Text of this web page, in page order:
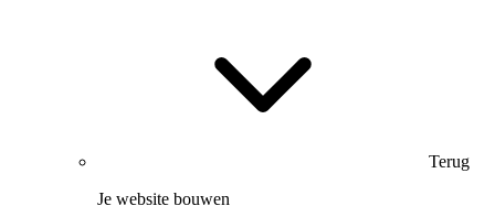
Terug
Je website bouwen